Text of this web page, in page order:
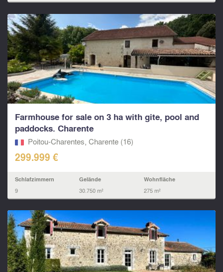
Farmhouse for sale on 3 ha with gite, pool and
paddocks. Charente
Poitou-Charentes, Charente (16)
299.999 €
Schlafzimmern
9
Gelände
30.750 m²
Wohnfläche
275 m²